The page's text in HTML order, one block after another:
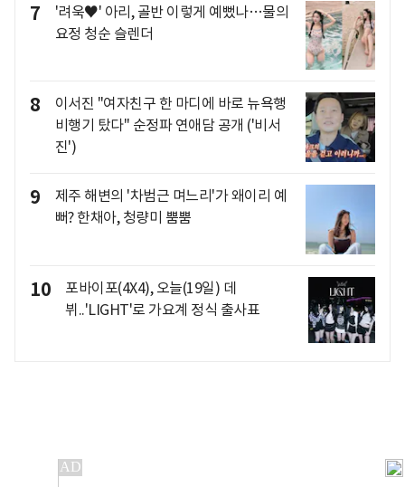
7
'려욱♥' 아리, 골반 이렇게 예뻤나…물의
요정 청순 슬렌더
8
이서진 "여자친구 한 마디에 바로 뉴욕행
비행기 탔다" 순정파 연애담 공개 ('비서
진')
9
제주 해변의 '차범근 며느리'가 왜이리 예
뻐? 한채아, 청량미 뿜뿜
10
포바이포(4X4), 오늘(19일) 데
뷔..'LIGHT'로 가요계 정식 출사표